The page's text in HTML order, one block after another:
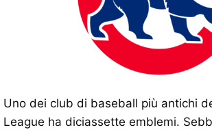
Uno dei club di baseball più antichi
League ha diciassette emblemi.